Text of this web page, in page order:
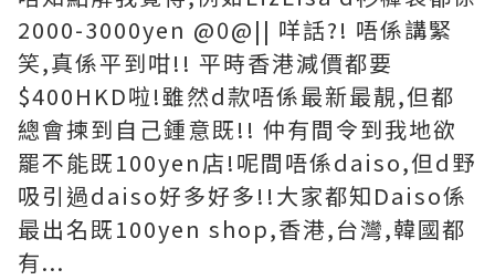
2000-3000yen @0@|| 咩話?! 唔係講緊
笑,真係平到咁!! 平時香港減價都要
$400HKD啦!雖然d款唔係最新最靚,但都
總會揀到自己鍾意既!! 仲有間令到我地欲
罷不能既100yen店!呢間唔係daiso,但d野
吸引過daiso好多好多!!大家都知Daiso係
最出名既100yen shop,香港,台灣,韓國都
有...